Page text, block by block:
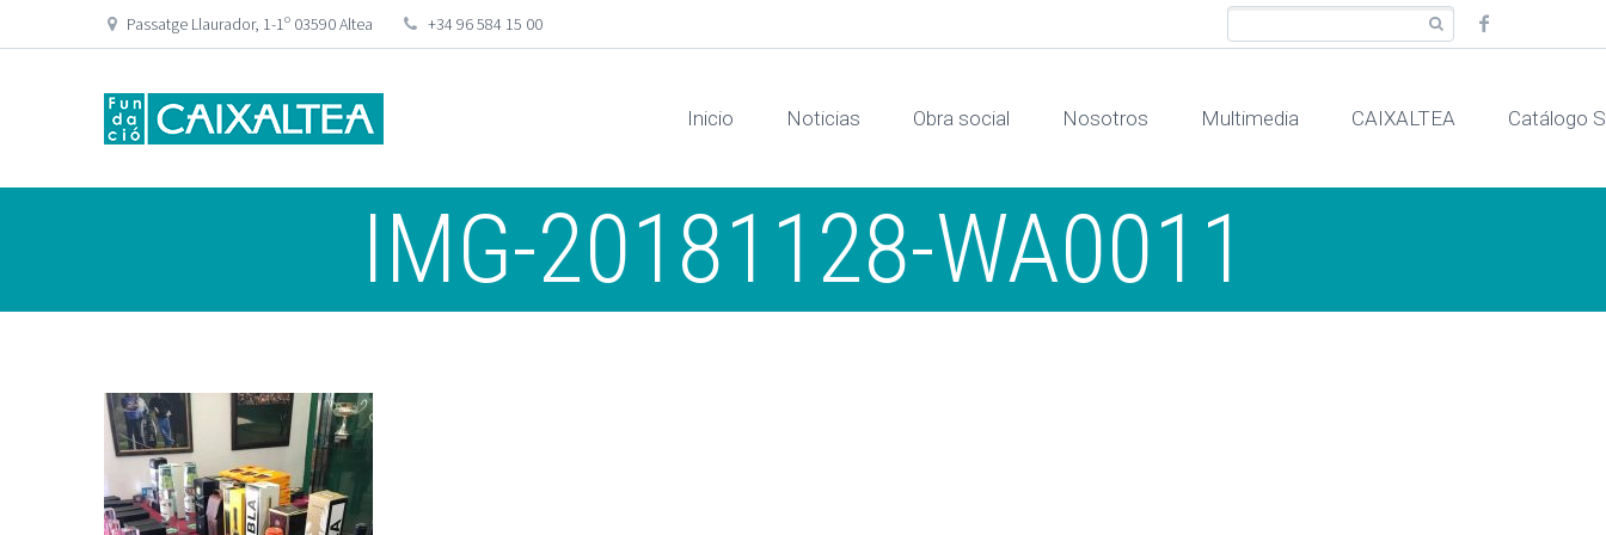
Passatge Llaurador, 1-1º 03590 Altea +34 96 584 15 00
Inicio Noticias Obra social Nosotros Multimedia CAIXALTEA Catálogo
IMG-20181128-WA0011